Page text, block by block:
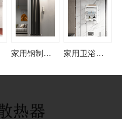
家用钢制散热器集中供暖壁挂式暖气 家用卫浴暖气片壁挂式采暖